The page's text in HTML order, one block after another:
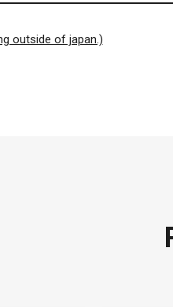
outside of japan.)